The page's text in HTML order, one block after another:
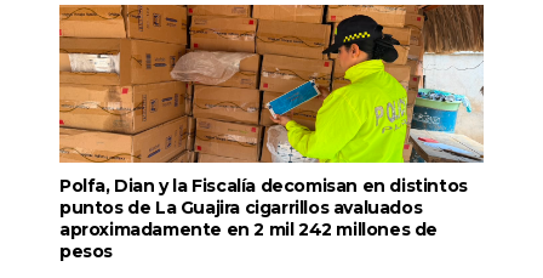
Polfa, Dian y la Fiscalía decomisan en distintos
puntos de La Guajira cigarrillos avaluados
aproximadamente en 2 mil 242 millones de
pesos